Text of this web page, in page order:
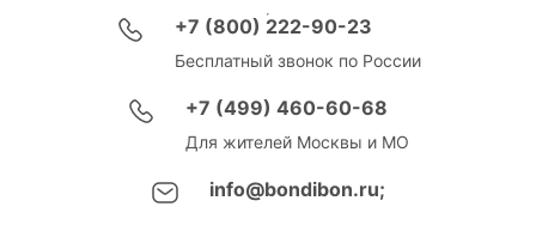
+7 (800) 222-90-23
Бесплатный звонок по России
+7 (499) 460-60-68
Для жителей Москвы и МО
info@bondibon.ru;